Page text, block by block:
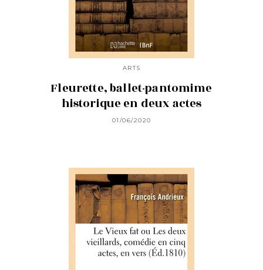
ARTS
Fleurette, ballet-pantomime
historique en deux actes
01/06/2020